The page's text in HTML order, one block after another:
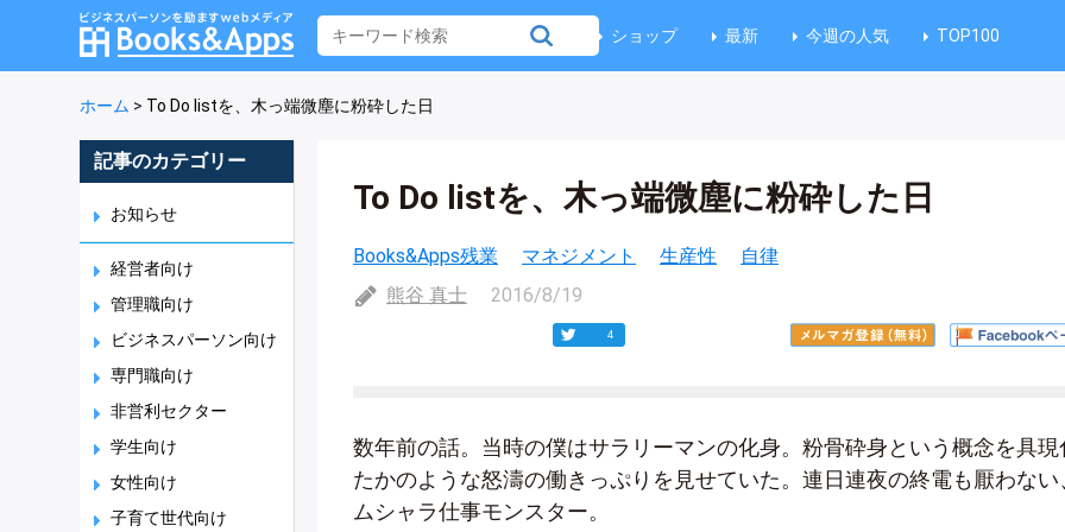
ショップ 最新 今週の人気 TOP100
ホーム > To Do listを、木っ端微塵に粉砕した日
記事のカテゴリー
お知らせ
経営者向け
管理職向け
ビジネスパーソン向け
専門職向け
非営利セクター
学生向け
女性向け
子育て世代向け
To Do listを、木っ端微塵に粉砕した日
Books&Apps残業 マネジメント 生産性
自律
熊谷 真士
2016/8/19
4
数年前の話。当時の僕はサラリーマンの化身。粉骨砕身という概念を具現
たかのような怒濤の働きっぷりを見せていた。連日連夜の終電も厭わない
ムシャラ仕事モンスター。